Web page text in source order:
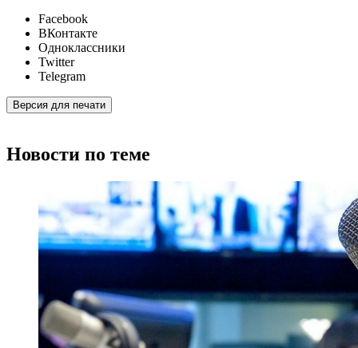
Facebook
ВКонтакте
Одноклассники
Twitter
Telegram
Версия для печати
Новости по теме